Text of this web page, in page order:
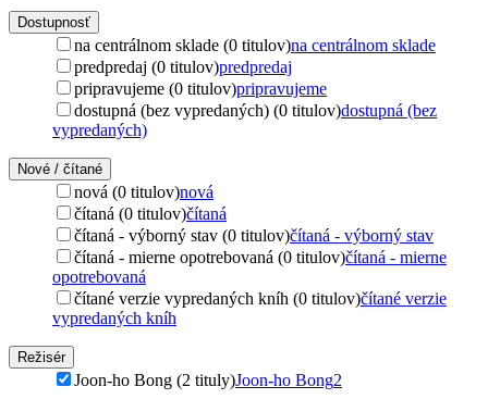
Dostupnosť
na centrálnom sklade (0 titulov)na centrálnom sklade
predpredaj (0 titulov)predpredaj
pripravujeme (0 titulov)pripravujeme
dostupná (bez vypredaných) (0 titulov)dostupná (bez
vypredaných)
Nové / čítané
nová (0 titulov)nová
čítaná (0 titulov)čítaná
čítaná - výborný stav (0 titulov)čítaná - výborný stav
čítaná - mierne opotrebovaná (0 titulov)čítaná - mierne
opotrebovaná
čítané verzie vypredaných kníh (0 titulov)čítané verzie
vypredaných kníh
Režisér
Joon-ho Bong (2 tituly)Joon-ho Bong2